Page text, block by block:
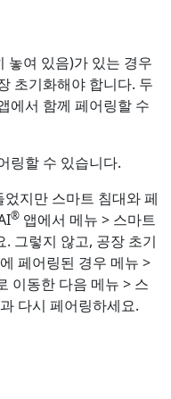
놓여 있음)가 있는 경우
초기화해야 합니다. 두
에서 함께 페어링할 수
링할 수 있습니다.
었지만 스마트 침대와 페
® 앱에서 메뉴 > 스마트
그렇지 않고, 공장 초기
페어링된 경우 메뉴 >
이동한 다음 메뉴 > 스
다시 페어링하세요.